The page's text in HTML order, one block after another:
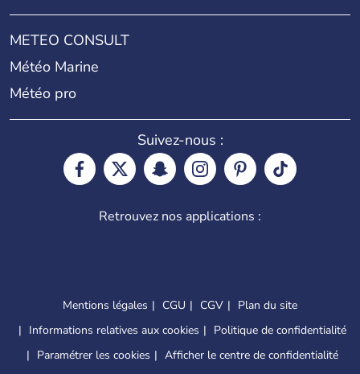
METEO CONSULT
Météo Marine
Météo pro
Suivez-nous :
Retrouvez nos applications :
Mentions légales CGU CGV
Plan du site
Informations relatives aux cookies
Politique de confidentialité
Paramétrer les cookies
Afficher le centre de confidentialité